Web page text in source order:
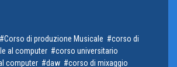
Corso di produzione Musicale
corso di
al computer
corso universitario
computer
daw
corso di mixaggio